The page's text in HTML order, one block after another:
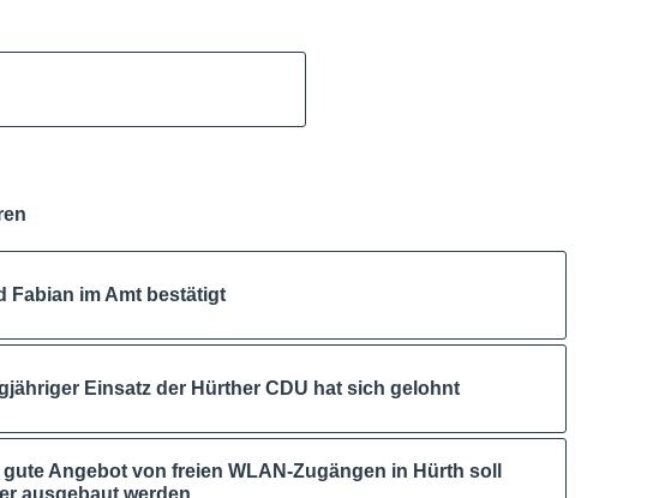
Fabian im Amt bestätigt
Einsatz der Hürther CDU hat sich gelohnt
gute Angebot von freien WLAN-Zugängen in Hürth soll
ausgebaut werden